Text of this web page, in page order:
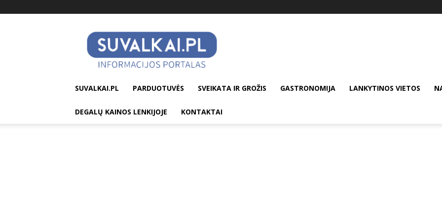
suvalkai.pl
SUVALKAI.PL PARDUOTUVĖS SVEIKATA IR GROŽIS GASTRONOMIJA LANKYTINOS VIETOS
DEGALŲ KAINOS LENKIJOJE KONTAKTAI